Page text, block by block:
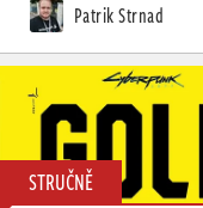
Patrik Strnad
STRUČNĚ